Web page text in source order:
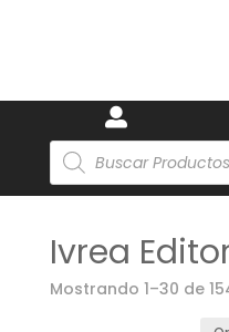

Búsqueda
de
productos
Ivrea
Mostrando 1–30 de